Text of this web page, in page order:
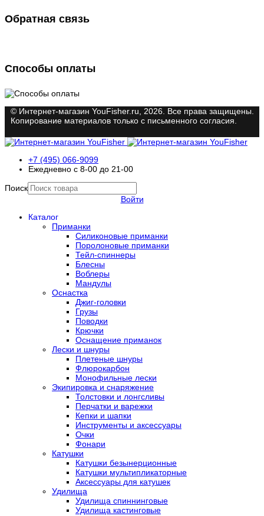
Обратная связь
Способы оплаты
© Интернет-магазин YouFisher.ru, 2026. Все права защищены.
Копирование материалов только с письменного согласия.
+7 (495) 066-9099
Ежедневно с 8-00 до 21-00
Поиск
Войти
Каталог
Приманки
Силиконовые приманки
Поролоновые приманки
Тейл-спиннеры
Блесны
Воблеры
Мандулы
Оснастка
Джиг-головки
Грузы
Поводки
Крючки
Оснащение приманок
Лески и шнуры
Плетеные шнуры
Флюрокарбон
Монофильные лески
Экипировка и снаряжение
Толстовки и лонгсливы
Перчатки и варежки
Кепки и шапки
Инструменты и аксессуары
Очки
Фонари
Катушки
Катушки безынерционные
Катушки мультипликаторные
Аксессуары для катушек
Удилища
Удилища спиннинговые
Удилища кастинговые